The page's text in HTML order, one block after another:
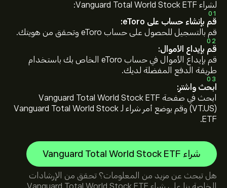
لشراء Vanguard Total World Stock ETF:
01
قم بإنشاء حساب على eToro:
قم بالتسجيل للحصول على حساب eToro وتحقق من هويتك.
02
قم بإيداع الأموال:
قم بإيداع الأموال في حساب eToro الخاص بك باستخدام
طريقة الدفع المفضلة لديك.
03
ابحث واشترِ:
ابحث في صفحة Vanguard Total World Stock ETF
(VT.US) وقم بوضع أمر شراء لـ Vanguard Total World Stock
ETF.
شراء Vanguard Total World Stock ETF
هل تبحث عن مزيد من المعلومات؟ تحقق من الإرشادات